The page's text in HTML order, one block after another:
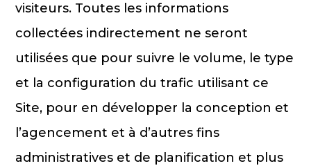
visiteurs. Toutes les informations
collectées indirectement ne seront
utilisées que pour suivre le volume, le type
et la configuration du trafic utilisant ce
Site, pour en développer la conception et
l’agencement et à d’autres fins
administratives et de planification et plus